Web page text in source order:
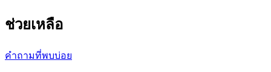
ช่วยเหลือ
คำถามที่พบบ่อย